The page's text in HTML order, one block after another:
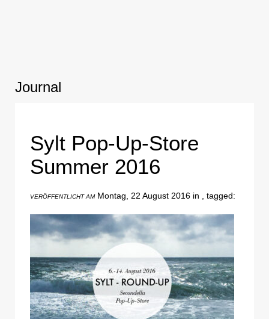
Journal
Sylt Pop-Up-Store
Summer 2016
VERÖFFENTLICHT AMMontag, 22 August 2016 in , tagged: